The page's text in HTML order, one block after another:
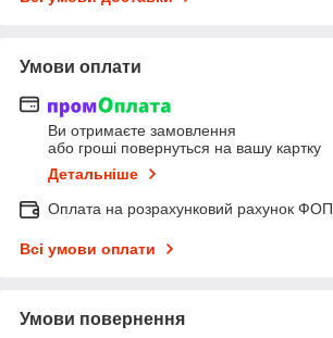
Умови оплати
Ви отримаєте замовлення
або гроші повернуться на вашу картку
Детальніше
Оплата на розрахунковий рахунок ФОП
Всі умови оплати
Умови повернення